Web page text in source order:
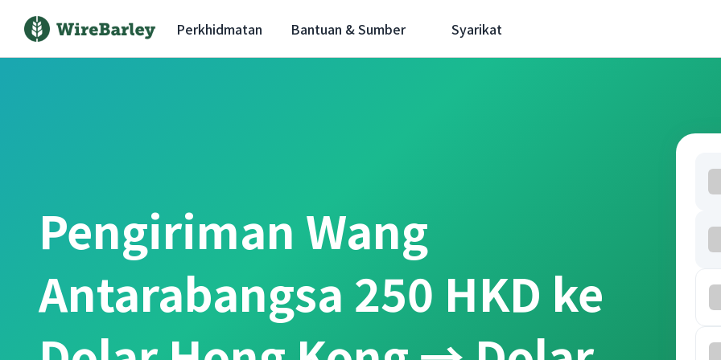
Perkhidmatan Bantuan & Sumber Syarikat
Pengiriman Wang
Antarabangsa 250 HKD ke